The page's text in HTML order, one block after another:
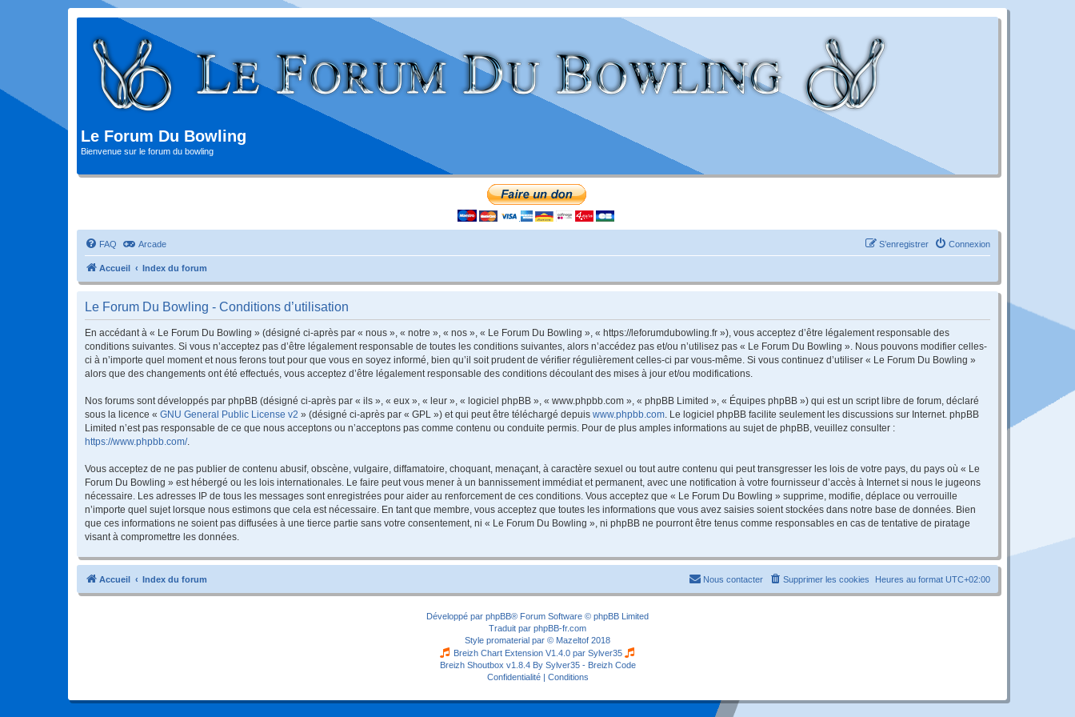
Le Forum Du Bowling
Bienvenue sur le forum du bowling
FAQ Arcade Connexion
S’enregistrer
Accueil Index du forum
Le Forum Du Bowling - Conditions d’utilisation
En accédant à « Le Forum Du Bowling » (désigné ci-après par « nous », « notre », « nos », « Le Forum Du Bowling », « https://leforumdubowling.fr »), vous acceptez d’être légalement responsable des
conditions suivantes. Si vous n’acceptez pas d’être légalement responsable de toutes les conditions suivantes, alors n’accédez pas et/ou n’utilisez pas « Le Forum Du Bowling ». Nous pouvons modifier celles-
ci à n’importe quel moment et nous ferons tout pour que vous en soyez informé, bien qu’il soit prudent de vérifier régulièrement celles-ci par vous-même. Si vous continuez d’utiliser « Le Forum Du Bowling »
alors que des changements ont été effectués, vous acceptez d’être légalement responsable des conditions découlant des mises à jour et/ou modifications.
Nos forums sont développés par phpBB (désigné ci-après par « ils », « eux », « leur », « logiciel phpBB », « www.phpbb.com », « phpBB Limited », « Équipes phpBB ») qui est un script libre de forum, déclaré
sous la licence « GNU General Public License v2 » (désigné ci-après par « GPL ») et qui peut être téléchargé depuis www.phpbb.com . Le logiciel phpBB facilite seulement les discussions sur Internet. phpBB
Limited n’est pas responsable de ce que nous acceptons ou n’acceptons pas comme contenu ou conduite permis. Pour de plus amples informations au sujet de phpBB, veuillez consulter :
https://www.phpbb.com/.
Vous acceptez de ne pas publier de contenu abusif, obscène, vulgaire, diffamatoire, choquant, menaçant, à caractère sexuel ou tout autre contenu qui peut transgresser les lois de votre pays, du pays où « Le
Forum Du Bowling » est hébergé ou les lois internationales. Le faire peut vous mener à un bannissement immédiat et permanent, avec une notification à votre fournisseur d’accès à Internet si nous le jugeons
nécessaire. Les adresses IP de tous les messages sont enregistrées pour aider au renforcement de ces conditions. Vous acceptez que « Le Forum Du Bowling » supprime, modifie, déplace ou verrouille
n’importe quel sujet lorsque nous estimons que cela est nécessaire. En tant que membre, vous acceptez que toutes les informations que vous avez saisies soient stockées dans notre base de données. Bien
que ces informations ne soient pas diffusées à une tierce partie sans votre consentement, ni « Le Forum Du Bowling », ni phpBB ne pourront être tenus comme responsables en cas de tentative de piratage
visant à compromettre les données.
Accueil Index du forum Heures au format UTC+02:00
Supprimer les cookies
Nous contacter
Développé par phpBB® Forum Software © phpBB Limited
Traduit par phpBB-fr.com
Style promaterial par © Mazeltof 2018
Breizh Chart Extension V1.4.0 par Sylver35
Breizh Shoutbox v1.8.4 By Sylver35 - Breizh Code
Confidentialité| Conditions